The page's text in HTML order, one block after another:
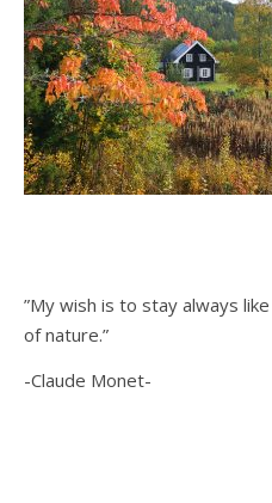
”My wish is to stay always
of nature.”
-Claude Monet-